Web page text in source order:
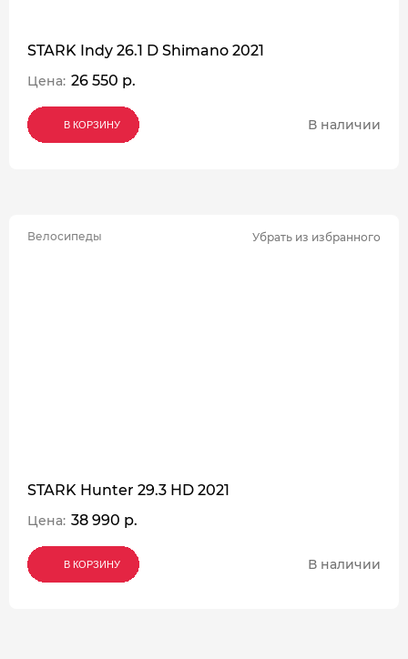
STARK Indy 26.1 D Shimano 2021
Цена: 26 550 р.
В КОРЗИНУ
В КОРЗИНУ
В КОРЗИНУ В наличии
Велосипеды Убрать из избранного
STARK Hunter 29.3 HD 2021
Цена: 38 990 р.
В КОРЗИНУ
В КОРЗИНУ
В КОРЗИНУ В наличии